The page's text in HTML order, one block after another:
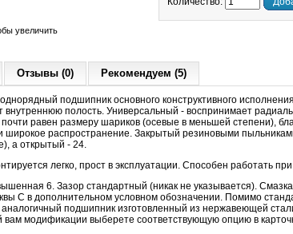
увеличить
Отзывы (0) Рекомендуем (5)
подшипник основного конструктивного
полость. Универсальный - воспринимает
равен размеру шариков (осевые в меньшей степени),
широкое распространение. Закрытый резиновыми
а открытый - 24.
легко, прост в эксплуатации. Способен работать
6. Зазор стандартный (никак не указывается).
С в дополнительном условном обозначении. Помимо
аналогичный подшипник изготовленный из нержавеющей
вам модификации выберете соответствующую опцию в